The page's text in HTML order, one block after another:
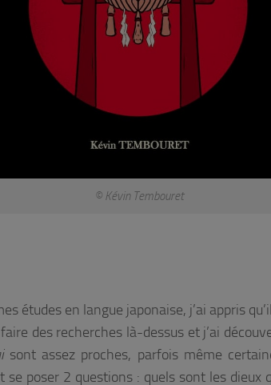
© Kévin Tembouret
études en langue japonaise, j’ai appris
des recherches là-dessus et j’ai
sont assez proches, parfois même
se poser 2 questions : quels sont les dieux